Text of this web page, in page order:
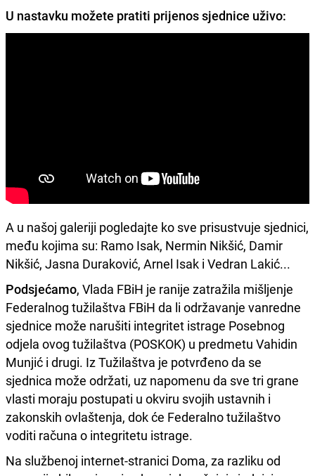
U nastavku možete pratiti prijenos sjednice uživo:
A u našoj galeriji pogledajte ko sve prisustvuje sjednici,
među kojima su: Ramo Isak, Nermin Nikšić, Damir
Nikšić, Jasna Duraković, Arnel Isak i Vedran Lakić...
Podsjećamo, Vlada FBiH je ranije zatražila mišljenje
Federalnog tužilaštva FBiH da li održavanje vanredne
sjednice može narušiti integritet istrage Posebnog
odjela ovog tužilaštva (POSKOK) u predmetu Vahidin
Munjić i drugi. Iz Tužilaštva je potvrđeno da se
sjednica može održati, uz napomenu da sve tri grane
vlasti moraju postupati u okviru svojih ustavnih i
zakonskih ovlaštenja, dok će Federalno tužilaštvo
voditi računa o integritetu istrage.
Na službenoj internet-stranici Doma, za razliku od